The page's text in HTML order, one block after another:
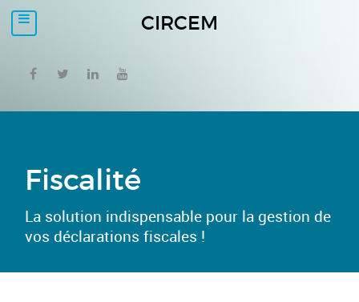
CIRCEM
Fiscalité
La solution indispensable pour la gestion de
vos déclarations fiscales !